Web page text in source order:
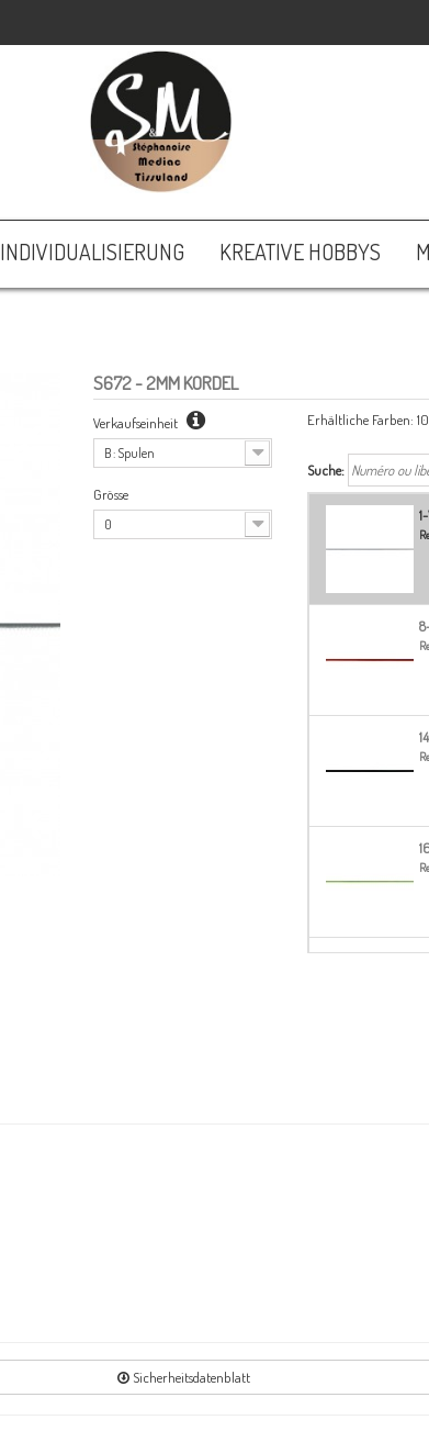
INDIVIDUALISIERUNG KREATIVE HOBBYS
S672- 2MM KORDEL
Verkaufseinheit
B : Spulen
Grösse
0
Erhältliche Farben: 10
Suche:
Sicherheitsdatenblatt